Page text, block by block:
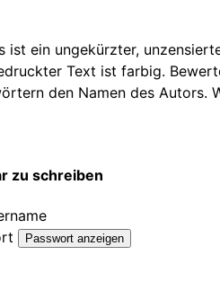
ist ein ungekürzter,
Text ist farbig.
den Namen des Autors.
zu schreiben
Passwort anzeigen